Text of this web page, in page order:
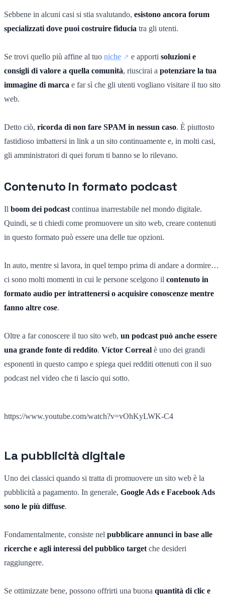
Sebbene in alcuni casi si stia svalutando, esistono ancora forum
specializzati dove puoi costruire fiducia tra gli utenti.
Se trovi quello più affine al tuo niche e apporti soluzioni e
consigli di valore a quella comunità, riuscirai a potenziare la tua
immagine di marca e far sì che gli utenti vogliano visitare il tuo sito
web.
Detto ciò, ricorda di non fare SPAM in nessun caso. È piuttosto
fastidioso imbattersi in link a un sito continuamente e, in molti casi,
gli amministratori di quei forum ti banno se lo rilevano.
Contenuto in formato podcast
Il boom dei podcast continua inarrestabile nel mondo digitale.
Quindi, se ti chiedi come promuovere un sito web, creare contenuti
in questo formato può essere una delle tue opzioni.
In auto, mentre si lavora, in quel tempo prima di andare a dormire…
ci sono molti momenti in cui le persone scelgono il contenuto in
formato audio per intrattenersi o acquisire conoscenze mentre
fanno altre cose.
Oltre a far conoscere il tuo sito web, un podcast può anche essere
una grande fonte di reddito. Víctor Correal è uno dei grandi
esponenti in questo campo e spiega quei redditi ottenuti con il suo
podcast nel video che ti lascio qui sotto.
https://www.youtube.com/watch?v=vOhKyLWK-C4
La pubblicità digitale
Uno dei classici quando si tratta di promuovere un sito web è la
pubblicità a pagamento. In generale, Google Ads e Facebook Ads
sono le più diffuse.
Fondamentalmente, consiste nel pubblicare annunci in base alle
ricerche e agli interessi del pubblico target che desideri
raggiungere.
Se ottimizzate bene, possono offrirti una buona quantità di clic e